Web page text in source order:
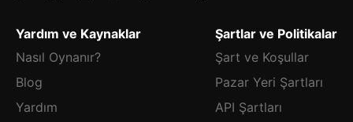
Yardım ve Kaynaklar
Nasıl Oynanır?
Blog
Yardım
Şartlar ve Politikalar
Şart ve Koşullar
Pazar Yeri Şartları
API Şartları